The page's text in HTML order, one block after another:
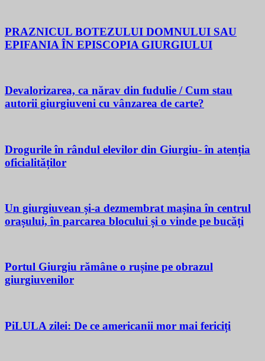
PRAZNICUL BOTEZULUI DOMNULUI SAU
EPIFANIA ÎN EPISCOPIA GIURGIULUI
Devalorizarea, ca nărav din fudulie / Cum stau
autorii giurgiuveni cu vânzarea de carte?
Drogurile în rândul elevilor din Giurgiu- în atenția
oficialităților
Un giurgiuvean și-a dezmembrat mașina în centrul
orașului, în parcarea blocului și o vinde pe bucăți
Portul Giurgiu rămâne o rușine pe obrazul
giurgiuvenilor
PiLULA zilei: De ce americanii mor mai fericiți